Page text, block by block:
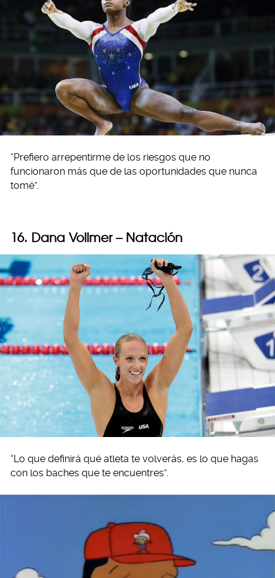
“Prefiero arrepentirme de los riesgos que no
funcionaron más que de las oportunidades que nunca
tomé”.
16. Dana Vollmer – Natación
“Lo que definirá qué atleta te volverás, es lo que hagas
con los baches que te encuentres”.